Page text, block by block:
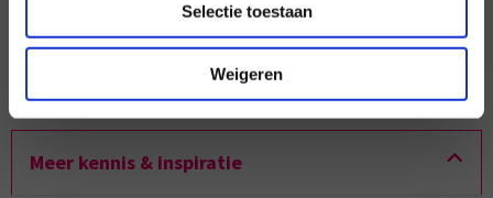
Selectie toestaan
Weigeren
Mail deze pagina
Meer kennis & inspiratie